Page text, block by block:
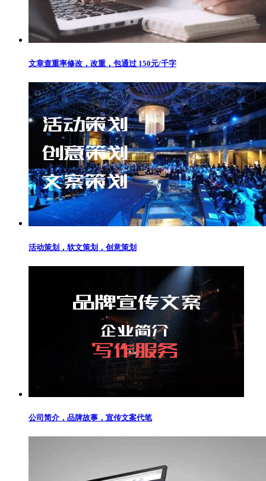
文章查重率修改，改重，包通过 150元/千字
活动策划，软文策划，创意策划
公司简介，品牌故事，宣传文案代笔